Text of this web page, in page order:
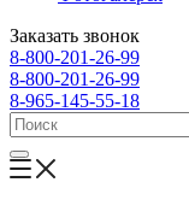
Заказать звонок
8-800-201-26-99
8-800-201-26-99
8-965-145-55-18